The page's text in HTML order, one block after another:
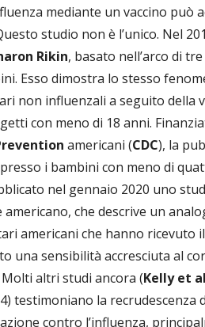
mediante un vaccino può
studio non è l’unico. Nel
Rikin, basato nell’arco di
Esso dimostra lo stesso
non influenzali a seguito della
con meno di 18 anni.
americani (CDC), la
i bambini con meno di
nel gennaio 2020 uno
che descrive un
americani che hanno ricevuto
una sensibilità accresciuta al
altri studi ancora (Kelly et
testimoniano la recrudescenza
contro l’influenza,